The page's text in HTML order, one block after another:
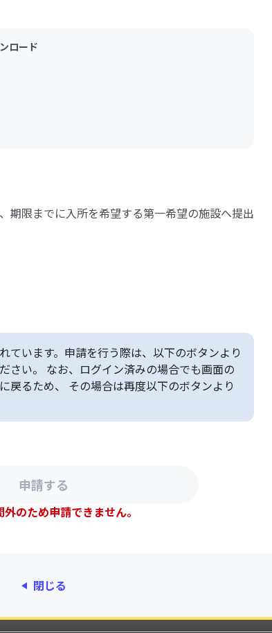
ロード
期限までに入所を希望する第一希望の施設へ提出
ています。申請を行う際は、以下のボタンより
さい。 なお、ログイン済みの場合でも画面の
戻るため、 その場合は再度以下のボタンより
のため申請できません。
閉じる